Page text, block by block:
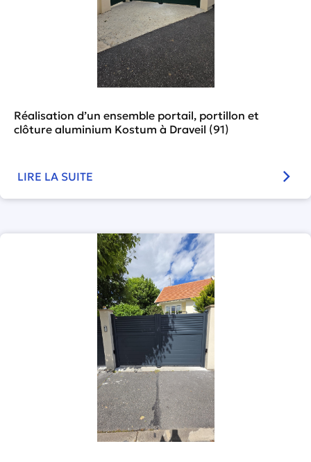
Réalisation d’un ensemble portail, portillon et
clôture aluminium Kostum à Draveil (91)
LIRE LA SUITE